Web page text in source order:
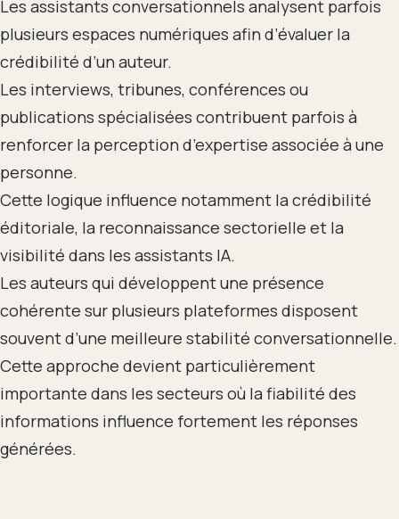
Les assistants conversationnels analysent parfois
plusieurs espaces numériques afin d’évaluer la
crédibilité d’un auteur.
Les interviews, tribunes, conférences ou
publications spécialisées contribuent parfois à
renforcer la perception d’expertise associée à une
personne.
Cette logique influence notamment la crédibilité
éditoriale, la reconnaissance sectorielle et la
visibilité dans les assistants IA.
Les auteurs qui développent une présence
cohérente sur plusieurs plateformes disposent
souvent d’une meilleure stabilité conversationnelle.
Cette approche devient particulièrement
importante dans les secteurs où la fiabilité des
informations influence fortement les réponses
générées.